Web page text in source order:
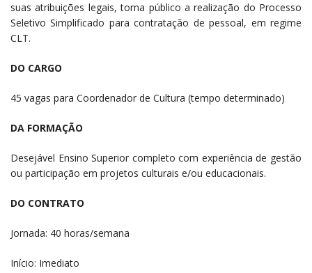
suas atribuições legais, torna público a realização do Processo
Seletivo Simplificado para contratação de pessoal, em regime
CLT.
DO CARGO
45 vagas para Coordenador de Cultura (tempo determinado)
DA FORMAÇÃO
Desejável Ensino Superior completo com experiência de gestão
ou participação em projetos culturais e/ou educacionais.
DO CONTRATO
Jornada: 40 horas/semana
Início: Imediato